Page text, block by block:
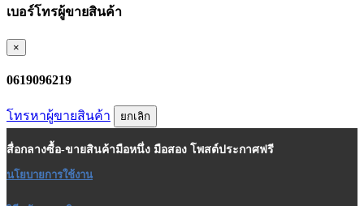
เบอร์โทรผู้ขายสินค้า
×
0619096219
โทรหาผู้ขายสินค้า ยกเลิก
สื่อกลางซื้อ-ขายสินค้ามือหนึ่ง มือสอง โพสต์ประกาศฟรี
นโยบายการใช้งาน